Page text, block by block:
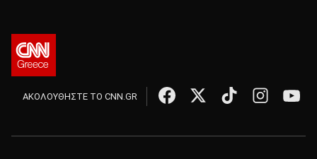
ΑΚΟΛΟΥΘΗΣΤΕ ΤΟ CNN.GR